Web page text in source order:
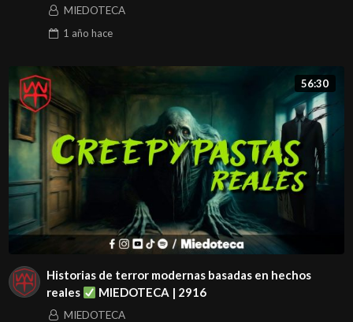
MIEDOTECA
1 año hace
56:30
Historias de terror modernas basadas en hechos
reales
MIEDOTECA | 2916
MIEDOTECA